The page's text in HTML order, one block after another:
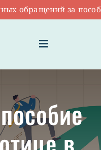
обращений за
Toggle
Navigation